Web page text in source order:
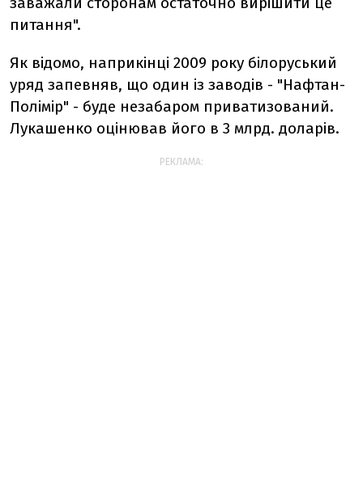
питання".
Як відомо, наприкінці 2009 року білоруський
уряд запевняв, що один із заводів - "Нафтан-
Полімір" - буде незабаром приватизований.
Лукашенко оцінював його в 3 млрд. доларів.
РЕКЛАМА: